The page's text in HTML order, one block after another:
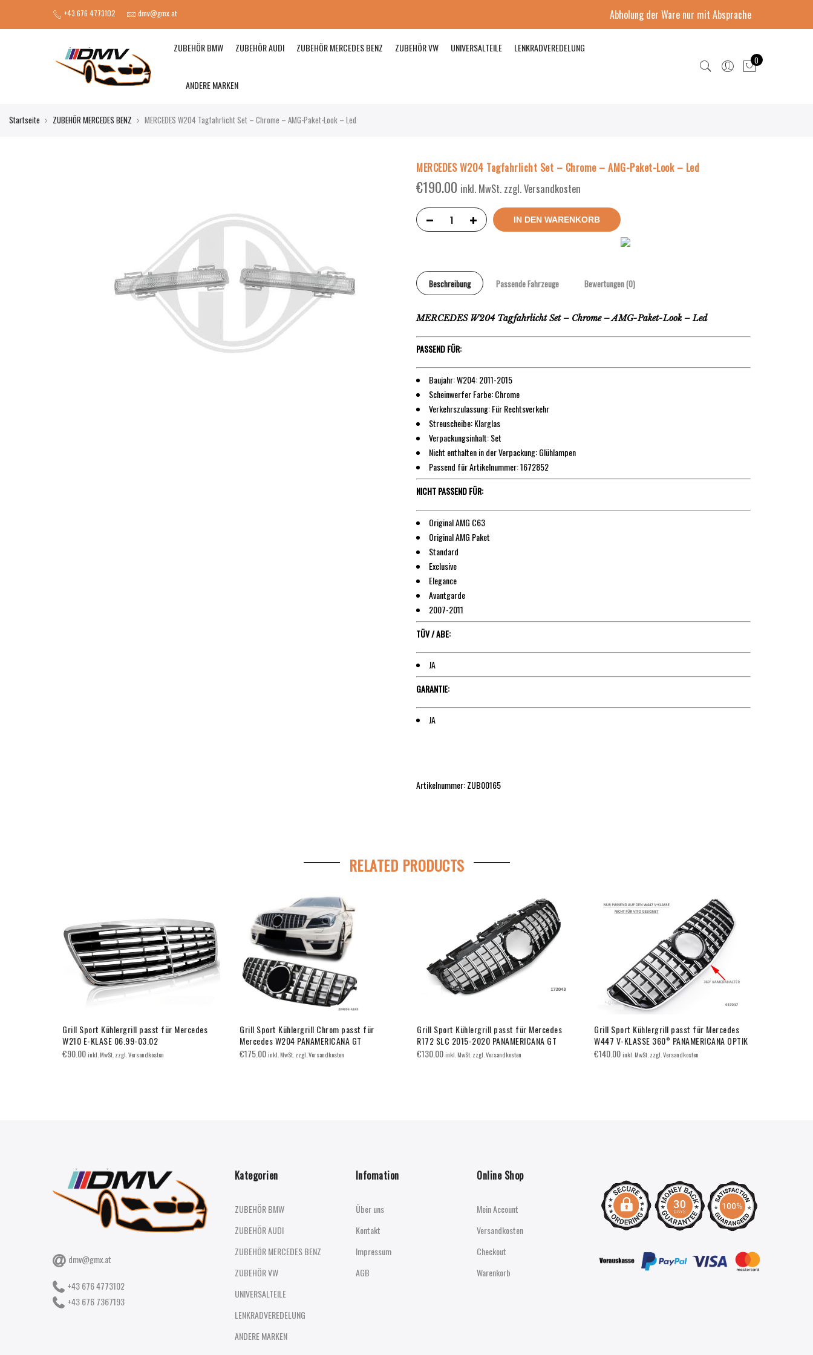
+43 676 4773102 dmv@gmx.at Abholung der Ware nur mit Absprache
ZUBEHÖR BMW ZUBEHÖR AUDI ZUBEHÖR MERCEDES BENZ ZUBEHÖR VW UNIVERSALTEILE LENKRADVEREDELUNG
ANDERE MARKEN
0
Startseite ZUBEHÖR MERCEDES BENZ MERCEDES W204 Tagfahrlicht Set – Chrome – AMG-Paket-Look – Led
MERCEDES W204 Tagfahrlicht Set – Chrome – AMG-Paket-Look – Led
€190.00 inkl. MwSt. zzgl. Versandkosten
IN DEN WARENKORB
Beschreibung Passende Fahrzeuge Bewertungen (0)
MERCEDES W204 Tagfahrlicht Set – Chrome – AMG-Paket-Look – Led
PASSEND FÜR:
Baujahr: W204: 2011-2015
Scheinwerfer Farbe: Chrome
Verkehrszulassung: Für Rechtsverkehr
Streuscheibe: Klarglas
Verpackungsinhalt: Set
Nicht enthalten in der Verpackung: Glühlampen
Passend für Artikelnummer: 1672852
NICHT PASSEND FÜR:
Original AMG C63
Original AMG Paket
Standard
Exclusive
Elegance
Avantgarde
2007-2011
TÜV / ABE:
JA
GARANTIE:
JA
Artikelnummer: ZUB00165
RELATED PRODUCTS
Grill Sport Kühlergrill passt für Mercedes
W210 E-KLASE 06.99-03.02
€90.00inkl. MwSt. zzgl. Versandkosten
Grill Sport Kühlergrill Chrom passt für
Mercedes W204 PANAMERICANA GT
€175.00inkl. MwSt. zzgl. Versandkosten
Grill Sport Kühlergrill passt für Mercedes
R172 SLC 2015-2020 PANAMERICANA GT
€130.00inkl. MwSt. zzgl. Versandkosten
Grill Sport Kühlergrill passt für Mercedes
W447 V-KLASSE 360° PANAMERICANA OPTIK
€140.00inkl. MwSt. zzgl. Versandkosten
dmv@gmx.at
+43 676 4773102
+43 676 7367193
Kategorien
ZUBEHÖR BMW
ZUBEHÖR AUDI
ZUBEHÖR MERCEDES BENZ
ZUBEHÖR VW
UNIVERSALTEILE
LENKRADVEREDELUNG
ANDERE MARKEN
Infomation
Über uns
Kontakt
Impressum
AGB
Online Shop
Mein Account
Versandkosten
Checkout
Warenkorb